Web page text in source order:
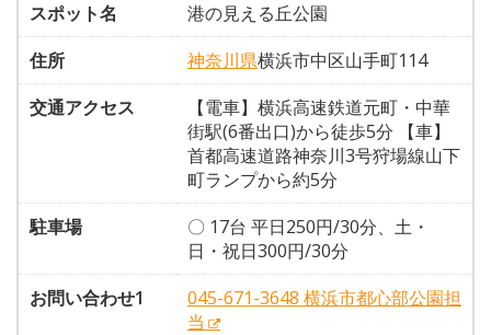
スポット名
港の見える丘公園
住所
神奈川県横浜市中区山手町114
交通アクセス
【電車】横浜高速鉄道元町・中華
街駅(6番出口)から徒歩5分 【車】
首都高速道路神奈川3号狩場線山下
町ランプから約5分
駐車場
〇 17台 平日250円/30分、土・
日・祝日300円/30分
お問い合わせ1
045-671-3648 横浜市都心部公園担
当